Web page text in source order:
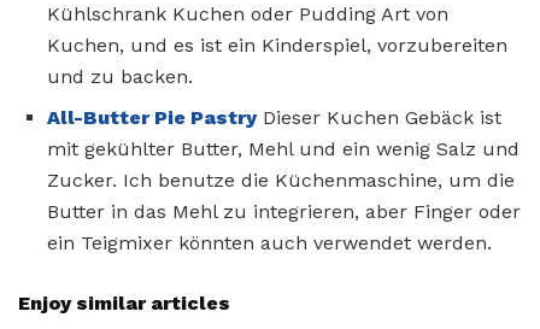
Kühlschrank Kuchen oder Pudding Art von
Kuchen, und es ist ein Kinderspiel, vorzubereiten
und zu backen.
All-Butter Pie PastryDieser Kuchen Gebäck ist
mit gekühlter Butter, Mehl und ein wenig Salz und
Zucker. Ich benutze die Küchenmaschine, um die
Butter in das Mehl zu integrieren, aber Finger oder
ein Teigmixer könnten auch verwendet werden.
Enjoy similar articles